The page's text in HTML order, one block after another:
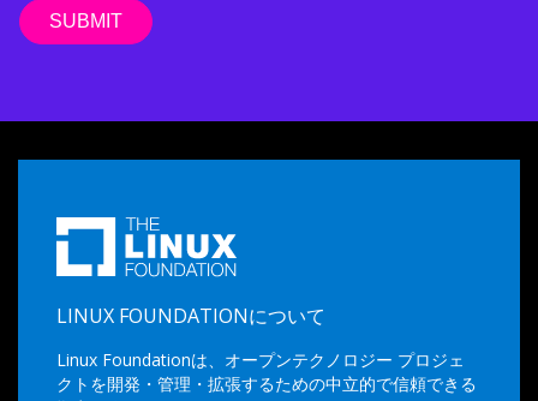
LINUX FOUNDATIONについて
Linux Foundationは、オープンテクノロジー プロジェ
クトを開発・管理・拡張するための中立的で信頼できる